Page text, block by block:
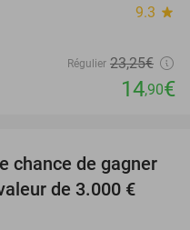
9.3 star
Régulier 23,25€
14,90€
chance de gagner
de 3.000 €